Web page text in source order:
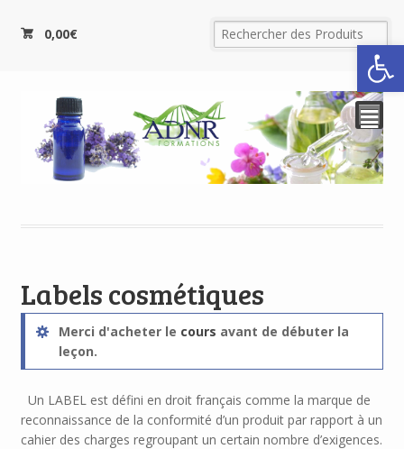
Ouvrir
0,00€
²
Labels cosmétiques
Merci d'acheter le cours avant de débuter la
leçon.
Un LABEL est défini en droit français comme la marque de
reconnaissance de la conformité d’un produit par rapport à un
cahier des charges regroupant un certain nombre d’exigences.